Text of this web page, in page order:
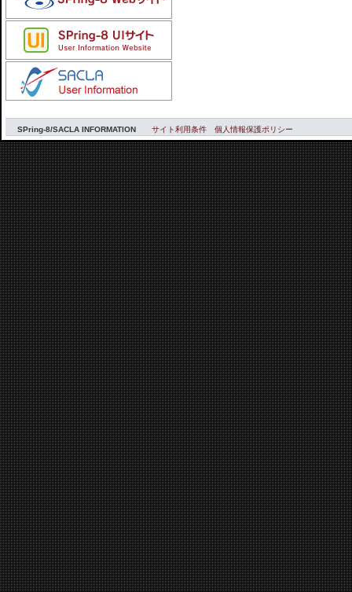
SPring-8/SACLA INFORMATION サイト利用条件 個人情報保護ポリシー